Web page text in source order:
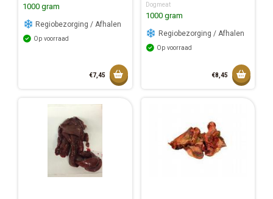
1000 gram
Regiobezorging / Afhalen
Op voorraad
€7,45 Toevoegen aan mandje
Dogmeat
1000 gram
Regiobezorging / Afhalen
Op voorraad
€8,45